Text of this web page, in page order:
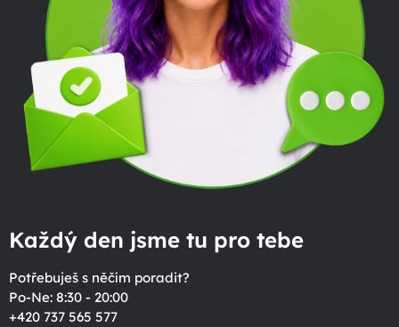
Každý den jsme tu pro tebe
Potřebuješ s něčím poradit?
Po-Ne: 8:30 - 20:00
+420 737 565 577